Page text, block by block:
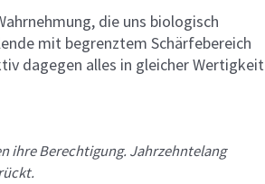
die uns biologisch
mit begrenztem Schärfebereich
dagegen alles in gleicher Wertigkeit
ihre Berechtigung. Jahrzehntelang